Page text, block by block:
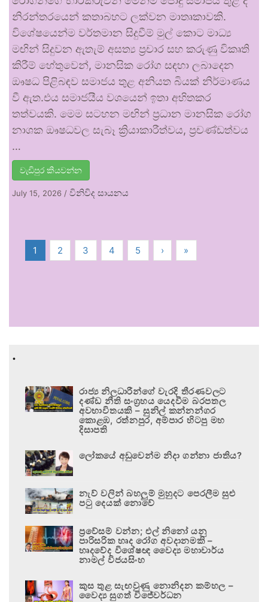
නිරන්තරයෙන් කතාබහට ලක්වන මාතෘකාවකි.
විශේෂයෙන්ම වර්තමාන සිදුවීම් මුල් කොට මාධ්‍ය
මඟින් සිදුවන ඇතැම් අසත්‍ය ප්‍රචාර සහ කරුණු විකෘති
කිරීම් හේතුවෙන්, මානසික රෝග සඳහා ලබාදෙන
ඖෂධ පිළිබඳව සමාජය තුළ අනියත බියක් නිර්මාණය
වී ඇත.එය සමාජයීය වශයෙන් ඉතා අහිතකර
තත්වයකි. මෙම සටහන මඟින් ප්‍රධාන මානසික රෝග
නාශක ඖෂධවල සැබෑ ක්‍රියාකාරීත්වය, ප්‍රචණ්ඩත්වය
…
වැඩිපුර කියවන්න
July 15, 2026 / විනිවිද සායනය
1 2 3 4 5 › »
.
රාජ්‍ය නිලධාරීන්ගේ වැරදි තීරණවලට
දණ්ඩ නීති සංග්‍රහය යෙදවීම බරපතල
අවභාවිතයකි – සුනිල් කන්නන්ගර
කොළඹ, රත්නපුර, අම්පාර හිටපු මහ
දිසාපති
ලෝකයේ අඩුවෙන්ම නිදා ගන්නා ජාතිය?
නැව් වලින් බහලුම් මුහුදට පෙරලීම සුළු
පටු දෙයක් නොවේ
ප්‍රවේසම් වන්න; එල් නිනෝ යනු
පාරිසරික හෘද රෝග අවදානමකි –
හෘදවේද විශේෂඥ වෛද්‍ය මහාචාර්ය
නාමල් විජයසිංහ
කුස තුළ සැඟවුණු නොනිදන කම්හල –
වෛද්‍ය සුගත් විජේවර්ධන